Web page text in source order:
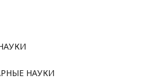
НАУКИ